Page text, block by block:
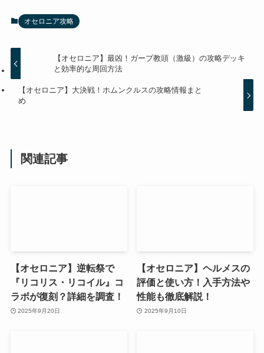
オセロニア攻略
【オセロニア】最凶！ガープ教頭（激級）の攻略デッキ
と効率的な周回方法
【オセロニア】大決戦！ホムンクルスの攻略情報まと
め
関連記事
【オセロニア】逆転祭で
『リコリス・リコイル』コ
ラボが復刻？詳細を調査！
2025年9月20日
【オセロニア】ヘルメスの
評価と使い方！入手方法や
性能も徹底解説！
2025年9月10日